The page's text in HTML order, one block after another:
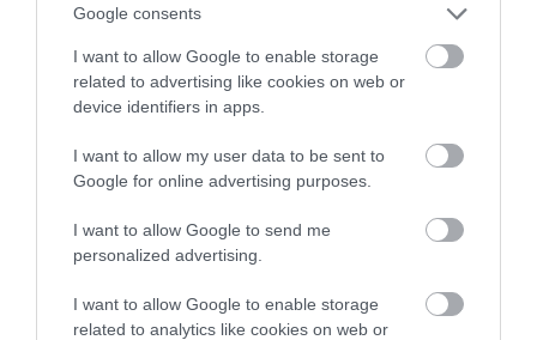
Google consents
I want to allow Google to enable storage
related to advertising like cookies on web or
device identifiers in apps.
I want to allow my user data to be sent to
Google for online advertising purposes.
I want to allow Google to send me
personalized advertising.
I want to allow Google to enable storage
related to analytics like cookies on web or
futamidő?
A bankok többségénél már 8 éves futamidőre is felvehető
személyi hitel, sőt, akad példa 10 évesre is. Igaz, ekkor a
amikor ez a legjobb…